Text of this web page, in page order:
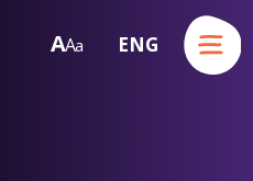
AA a ENG
Menu